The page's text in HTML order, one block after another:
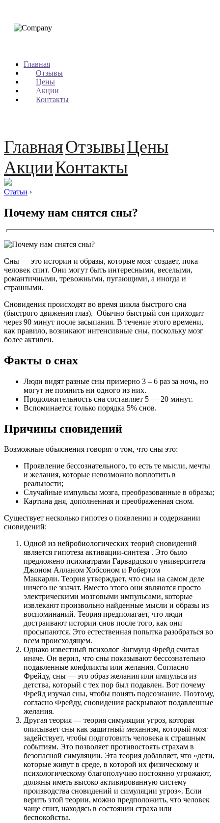
Главная
Отзывы
Цены
Акции
Контакты
ГлавнаяОтзывыЦены
АкцииКонтакты
Статьи ›
Почему нам снятся сны?
Сны — это истории и образы, которые мозг создает, пока
человек спит. Они могут быть интересными, веселыми,
романтичными, тревожными, пугающими, а иногда и
странными.
Сновидения происходят во время цикла быстрого сна
(быстрого движения глаз). Обычно быстрый сон приходит
через 90 минут после засыпания. В течение этого времени,
как правило, возникают интенсивные сны, поскольку мозг
более активен.
Факты о снах
Люди видят разные сны примерно 3 – 6 раз за ночь, но
могут не помнить ни одного из них.
Продолжительность сна составляет 5 — 20 минут.
Вспоминается только порядка 5% снов.
Причины сновидений
Возможные объяснения говорят о том, что сны это:
Проявление бессознательного, то есть те мысли, мечты
и желания, которые невозможно воплотить в
реальности;
Случайные импульсы мозга, преобразованные в образы;
Картина дня, дополненная и преображенная сном.
Существует несколько гипотез о появлении и содержании
сновидений:
Одной из нейробиологических теорий сновидений
является гипотеза активации-синтеза . Это было
предложено психиатрами Гарвардского университета
Джоном Алланом Хобсоном и Робертом
Маккарли. Теория утверждает, что сны на самом деле
ничего не значат. Вместо этого они являются просто
электрическими мозговыми импульсами, которые
извлекают произвольно найденные мысли и образы из
воспоминаний. Теория предполагает, что люди
достраивают истории снов после того, как они
просыпаются. Это естественная попытка разобраться во
всем происходящем.
Однако известный психолог Зигмунд Фрейд считал
иначе. Он верил, что сны показывают бессознательно
подавленные конфликты или желания. Согласно
Фрейду, сны — это образ желания или импульса из
детства, который с тех пор был подавлен. Вот почему
Фрейд изучал сны, чтобы понять подсознание. Поэтому,
согласно Фрейду, сновидения раскрывают подавленные
желания.
Другая теория — теория симуляции угроз, которая
описывает сны как защитный механизм, который мозг
задействует, чтобы подготовить человека к страшным
событиям. Это позволяет противостоять страхам в
безопасной симуляции. Эта теория добавляет, что «дети,
которые живут в среде, в которой их физическому и
психологическому благополучию постоянно угрожают,
должны иметь высоко активированную систему
производства сновидений и симуляции угроз». Если
верить этой теории, можно предположить, что человек
чаще спит, находясь в состоянии страха или
беспокойства.